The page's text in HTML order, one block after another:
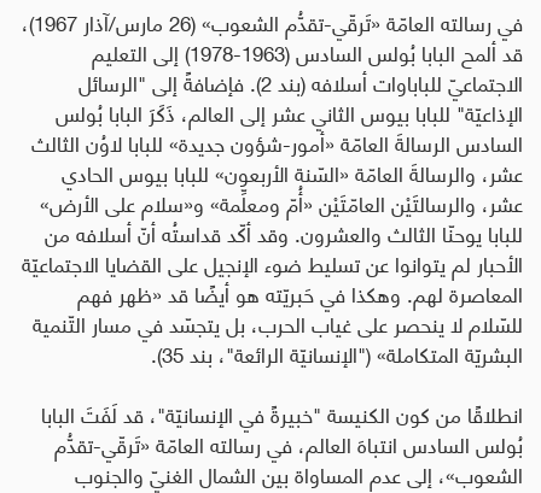
في رسالته العامّة «تَرقّي-تقدُّم الشعوب» (26 مارس/آذار 1967)،
قد ألمح البابا بُولس السادس (1963-1978) إلى التعليم
الاجتماعيّ للباباوات أسلافه (بند 2). فإضافةً إلى "الرسائل
الإذاعيّة" للبابا بيوس الثاني عشر إلى العالم، ذَكَرَ البابا بُولس
السادس الرسالةَ العامّة «أمور-شؤون جديدة» للبابا لاوُن الثالث
عشر، والرسالةَ العامّة «السّنة الأربعون» للبابا بيوس الحادي
عشر، والرسالتَيْن العامّتَيْن «أُمّ ومعلِّمة» و«سلام على الأرض»
للبابا يوحنّا الثالث والعشرون. وقد أكّد قداستُه أنّ أسلافه من
الأحبار لم يتوانوا عن تسليط ضوء الإنجيل على القضايا الاجتماعيّة
المعاصرة لهم. وهكذا في حَبريّته هو أيضًا قد «ظهر فهم
للسّلام لا ينحصر على غياب الحرب، بل يتجسّد في مسار التّنمية
البشريّة المتكاملة» ("الإنسانيّة الرائعة"، بند 35).
انطلاقًا من كون الكنيسة "خبيرةً في الإنسانيّة"، قد لَفَتَالبابا
بُولس السادسانتباهَ العالم،في رسالته العامّة «تَرقّي-تقدُّم
الشعوب»، إلى عدم المساواة بين الشمال الغنيّ والجنوب